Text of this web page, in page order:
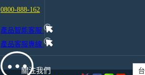
關注我們
0800-888-162
產品智能客服
產品客服專線